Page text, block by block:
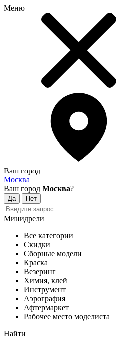
Меню
Ваш город
Москва
Ваш город Москва?
Минидрели
Все категории
Скидки
Сборные модели
Краска
Везеринг
Химия, клей
Инструмент
Аэрография
Афтермаркет
Рабочее место моделиста
Найти